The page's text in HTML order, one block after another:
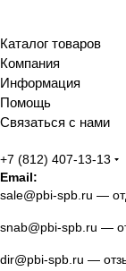
Каталог товаров
Компания
Информация
Помощь
Связаться с нами
+7 (812) 407-13-13
Email:
sale@pbi-spb.ru —
snab@pbi-spb.ru —
dir@pbi-spb.ru —